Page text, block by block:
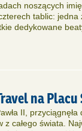
noszących
tablic:
dedykowane
na Placu
II,
z całego świata.